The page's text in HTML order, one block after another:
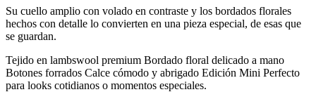
Su cuello amplio con volado en contraste y los bordados florales
hechos con detalle lo convierten en una pieza especial, de esas que
se guardan.
Tejido en lambswool premium Bordado floral delicado a mano
Botones forrados Calce cómodo y abrigado Edición Mini Perfecto
para looks cotidianos o momentos especiales.